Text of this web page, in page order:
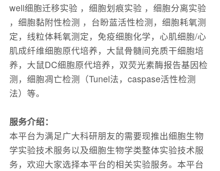
well细胞迁移实验 ，细胞划痕实验 ，细胞分离实验
，细胞黏附性检测 ，台盼蓝活性检测，细胞耗氧测
定，线粒体耗氧测定，免疫细胞化学，心肌细胞/心
肌成纤维细胞原代培养，大鼠骨髓间充质干细胞培
养，大鼠DC细胞原代培养，双荧光素酶报告基因检
测，细胞凋亡检测（Tunel法，caspase活性检测
法）等。
服务介绍：
本平台为满足广大科研朋友的需要现推出细胞生物
学实验技术服务以及细胞生物学类整体实验技术服
务，欢迎大家选择本平台的相关实验服务。本平台